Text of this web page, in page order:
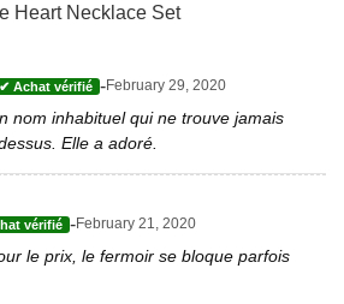
Heart Necklace Set
-February 29, 2020
nom inhabituel qui ne trouve jamais
Elle a adoré.
-February 21, 2020
le prix, le fermoir se bloque parfois